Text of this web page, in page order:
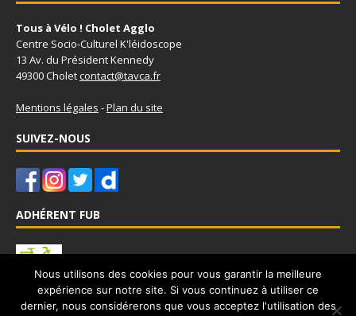
Tous à Vélo ! Cholet Agglo
Centre Socio-Culturel K'léidoscope
13 Av. du Président Kennedy
49300 Choletcontact@tavca.fr
Mentions légales -Plan du site
SUIVEZ-NOUS
ADHÉRENT FUB
Tous à Vélo - Cholet Agglo est adhérent à la Fédération Française
des Usagers de la Bicyclettewww.fub.fr
Nous utilisons des cookies pour vous garantir la meilleure
expérience sur notre site. Si vous continuez à utiliser ce
dernier, nous considérerons que vous acceptez l'utilisation des